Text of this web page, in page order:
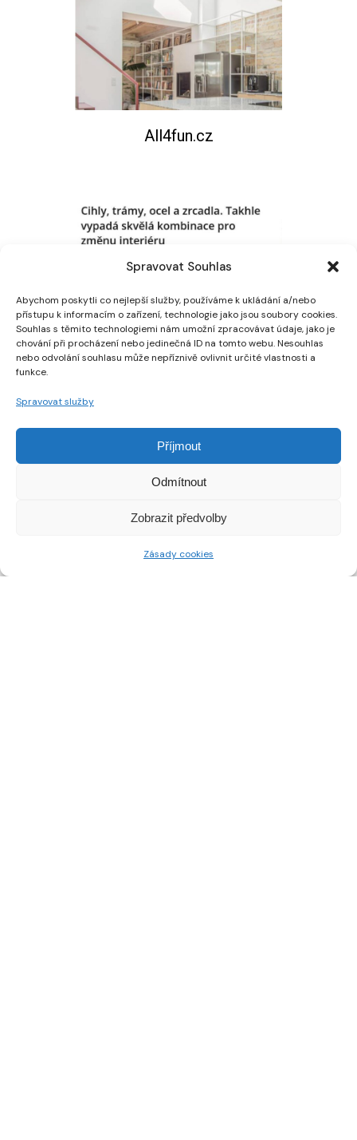
Spravovat Souhlas
Abychom poskytli co nejlepší služby, používáme k ukládání a/nebo
přístupu k informacím o zařízení, technologie jako jsou soubory cookies.
Souhlas s těmito technologiemi nám umožní zpracovávat údaje, jako je
chování při procházení nebo jedinečná ID na tomto webu. Nesouhlas
nebo odvolání souhlasu může nepříznivě ovlivnit určité vlastnosti a
funkce.
Spravovat služby
Příjmout
Odmítnout
Zobrazit předvolby
Zásady cookies
All4fun.cz